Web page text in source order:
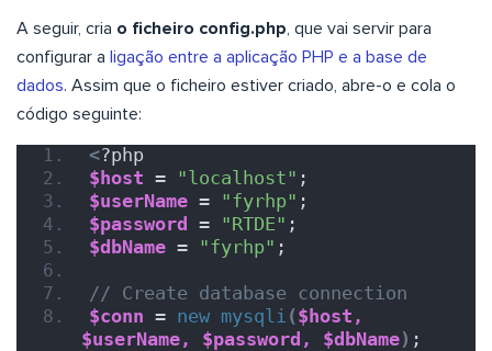
A seguir, cria o ficheiro config.php , que vai servir para
configurar a ligação entre a aplicação PHP e a base de
dados. Assim que o ficheiro estiver criado, abre-o e cola o
código seguinte:
<?php
$host = "localhost" ;
$userName = "fyrhp" ;
$password = "RTDE" ;
$dbName = "fyrhp" ;
// Create database connection
$conn = new mysqli ($host,
$userName,
$password, $dbName) ;